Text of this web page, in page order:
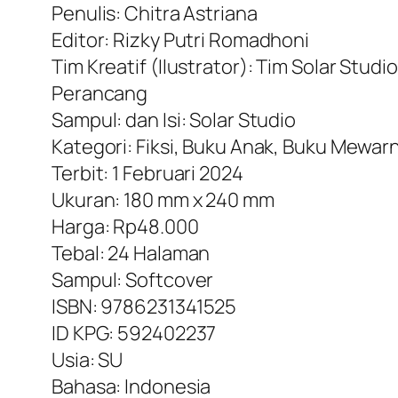
Penulis: Chitra Astriana
Editor: Rizky Putri Romadhoni
Tim Kreatif (Ilustrator): Tim Solar Studio
Perancang
Sampul: dan Isi: Solar Studio
Kategori: Fiksi, Buku Anak, Buku
Terbit: 1 Februari 2024
Ukuran: 180 mm x 240 mm
Harga: Rp48.000
Tebal: 24 Halaman
Sampul: Softcover
ISBN: 9786231341525
ID KPG: 592402237
Usia: SU
Bahasa: Indonesia